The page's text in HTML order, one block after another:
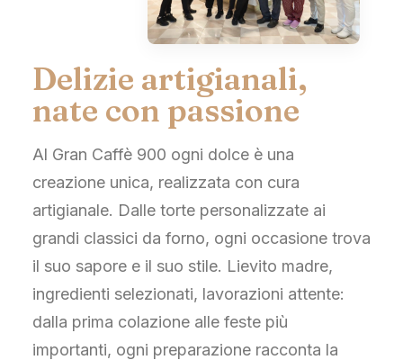
Delizie artigianali,
nate con passione
Al Gran Caffè 900 ogni dolce è una
creazione unica, realizzata con cura
artigianale. Dalle torte personalizzate ai
grandi classici da forno, ogni occasione trova
il suo sapore e il suo stile. Lievito madre,
ingredienti selezionati, lavorazioni attente:
dalla prima colazione alle feste più
importanti, ogni preparazione racconta la